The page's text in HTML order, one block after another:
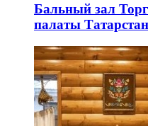
Бальный зал
палаты